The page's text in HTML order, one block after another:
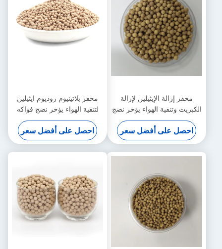
محفز إزالة الإيثيلين لإزالة
الكبريت وتنقية الهواء يؤخر نضج
الموز
احصل على أفضل سعر
محفز بلاتينيوم روديوم ايثيلين
لتنقية الهواء يؤخر نضج فواكه
الخضروات
احصل على أفضل سعر